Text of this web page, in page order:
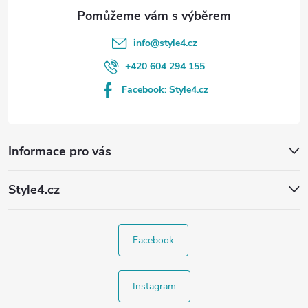
Informace pro vás
Style4.cz
info@style4.cz
+420 604 294 155
Facebook: Style4.cz
Facebook
Instagram